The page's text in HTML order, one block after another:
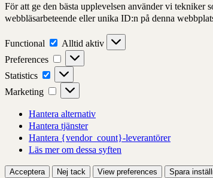
För att ge den bästa upplevelsen använder vi
webbläsarbeteende eller unika ID:n på denna
Functional Functional
Alltid aktiv
Preferences
Preferences
Statistics
Statistics
Marketing
Marketing
Hantera alternativ
Hantera tjänster
Hantera {vendor_count}-leverantörer
Läs mer om dessa syften
Acceptera Nej tack View preferences Spara